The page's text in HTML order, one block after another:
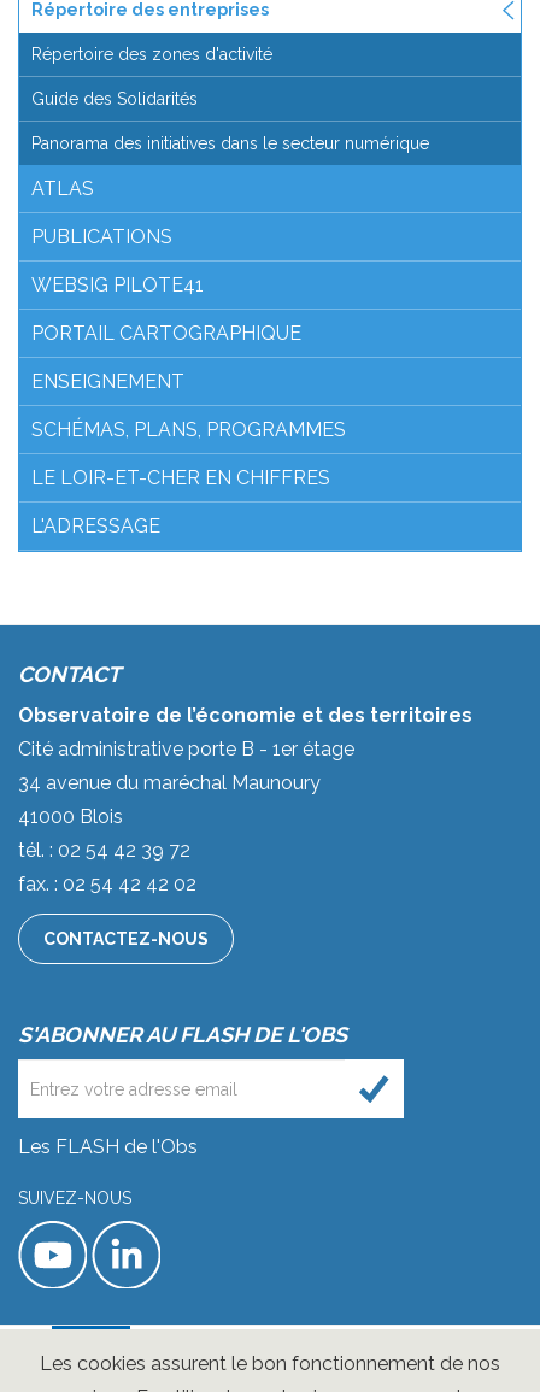
Répertoire des entreprises
Répertoire des zones d'activité
Guide des Solidarités
Panorama des initiatives dans le secteur numérique
ATLAS
PUBLICATIONS
WEBSIG PILOTE41
PORTAIL CARTOGRAPHIQUE
ENSEIGNEMENT
SCHÉMAS, PLANS, PROGRAMMES
LE LOIR-ET-CHER EN CHIFFRES
L'ADRESSAGE
CONTACT
Observatoire de l’économie et des territoires
Cité administrative porte B - 1er étage
34 avenue du maréchal Maunoury
41000 Blois
tél. : 02 54 42 39 72
fax. : 02 54 42 42 02
CONTACTEZ-NOUS
S'ABONNER AU FLASH DE L'OBS
Les FLASH de l'Obs
SUIVEZ-NOUS
Les cookies assurent le bon fonctionnement de nos